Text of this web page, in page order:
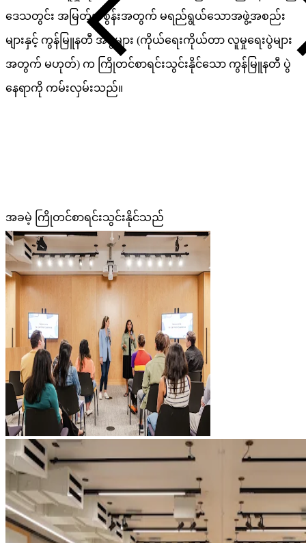
ဒေသတွင်း အမြတ်အစွန်းအတွက် မရည်ရွယ်သောအဖွဲ့အစည်း
များနှင့် ကွန်မြူနတီ အဖွဲ့များ (ကိုယ်ရေးကိုယ်တာ လူမှုရေးပွဲများ
အတွက် မဟုတ်) က ကြိုတင်စာရင်းသွင်းနိုင်သော ကွန်မြူနတီ ပွဲ
နေရာကို ကမ်းလှမ်းသည်။
အခမဲ့ ကြိုတင်စာရင်းသွင်းနိုင်သည်